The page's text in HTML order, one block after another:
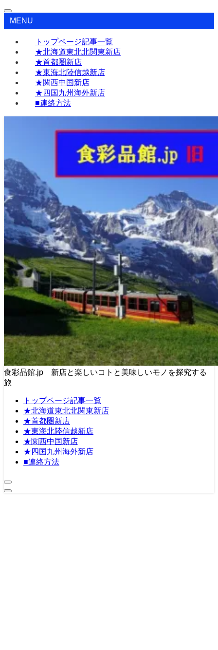
MENU
トップページ記事一覧
★北海道東北北関東新店
★首都圏新店
★東海北陸信越新店
★関西中国新店
★四国九州海外新店
■連絡方法
食彩品館.jp 新店と楽しいコトと美味しいモノを探究する
旅
トップページ記事一覧
★北海道東北北関東新店
★首都圏新店
★東海北陸信越新店
★関西中国新店
★四国九州海外新店
■連絡方法